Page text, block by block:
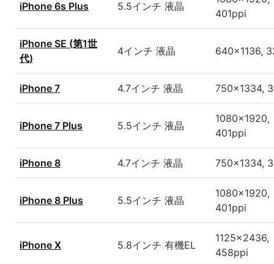
iPhone 6s Plus 5.5インチ 液晶
401ppi
iPhone SE (第1世
代)
4インチ 液晶 640x1136,
iPhone 7 4.7インチ 液晶 750x1334,
iPhone 7 Plus 5.5インチ 液晶
1080x1920,
401ppi
iPhone 8 4.7インチ 液晶 750x1334,
iPhone 8 Plus 5.5インチ 液晶
1080x1920,
401ppi
iPhone X 5.8インチ 有機EL
1125x2436,
458ppi